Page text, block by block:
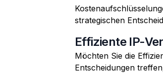
strategischen
Effiziente IP-
Möchten Sie die
Entscheidungen